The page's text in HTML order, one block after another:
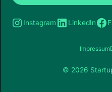
Instagram LinkedIn
© 2026
Impressum